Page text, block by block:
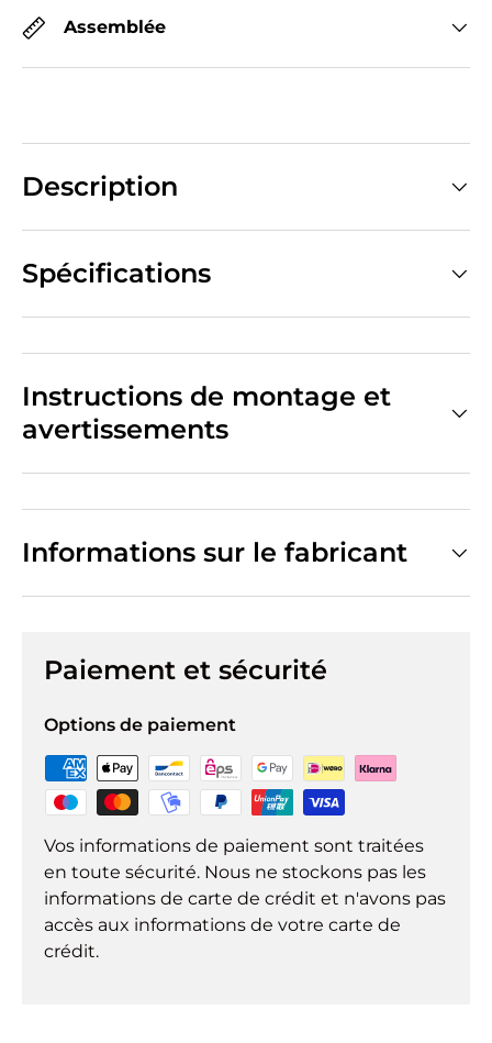
Assemblée
Description
Spécifications
Instructions de montage et
avertissements
Informations sur le fabricant
Paiement et sécurité
Options de paiement
Vos informations de paiement sont traitées
en toute sécurité. Nous ne stockons pas les
informations de carte de crédit et n'avons pas
accès aux informations de votre carte de
crédit.